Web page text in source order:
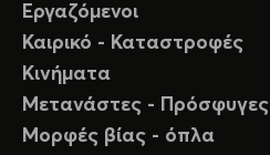
Εργαζόμενοι
Καιρικό - Καταστροφές
Κινήματα
Μετανάστες - Πρόσφυγες
Μορφές βίας - όπλα